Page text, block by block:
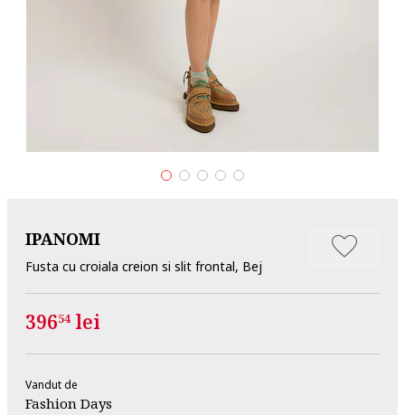
IPANOMI
Fusta cu croiala creion si slit frontal, Bej
39654 lei
Vandut de
Fashion Days